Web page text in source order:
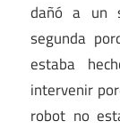
dañó a un
segunda
estaba
intervenir
robot no